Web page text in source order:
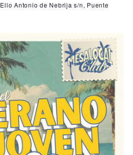
Elio Antonio de Nebrija s/n, Puente